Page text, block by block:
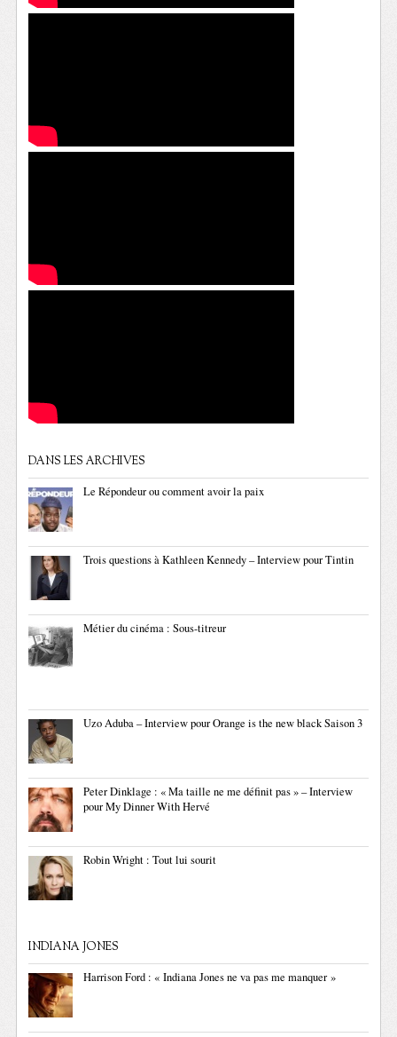
DANS LES ARCHIVES
Le Répondeur ou comment avoir la paix
Trois questions à Kathleen Kennedy – Interview pour Tintin
Métier du cinéma : Sous-titreur
Uzo Aduba – Interview pour Orange is the new black Saison 3
Peter Dinklage : « Ma taille ne me définit pas » – Interview
pour My Dinner With Hervé
Robin Wright : Tout lui sourit
INDIANA JONES
Harrison Ford : « Indiana Jones ne va pas me manquer »